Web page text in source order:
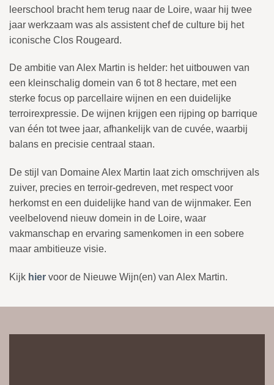
leerschool bracht hem terug naar de Loire, waar hij twee
jaar werkzaam was als assistent chef de culture bij het
iconische Clos Rougeard.
De ambitie van Alex Martin is helder: het uitbouwen van
een kleinschalig domein van 6 tot 8 hectare, met een
sterke focus op parcellaire wijnen en een duidelijke
terroirexpressie. De wijnen krijgen een rijping op barrique
van één tot twee jaar, afhankelijk van de cuvée, waarbij
balans en precisie centraal staan.
De stijl van Domaine Alex Martin laat zich omschrijven als
zuiver, precies en terroir-gedreven, met respect voor
herkomst en een duidelijke hand van de wijnmaker. Een
veelbelovend nieuw domein in de Loire, waar
vakmanschap en ervaring samenkomen in een sobere
maar ambitieuze visie.
Kijk hier voor de Nieuwe Wijn(en) van Alex Martin.